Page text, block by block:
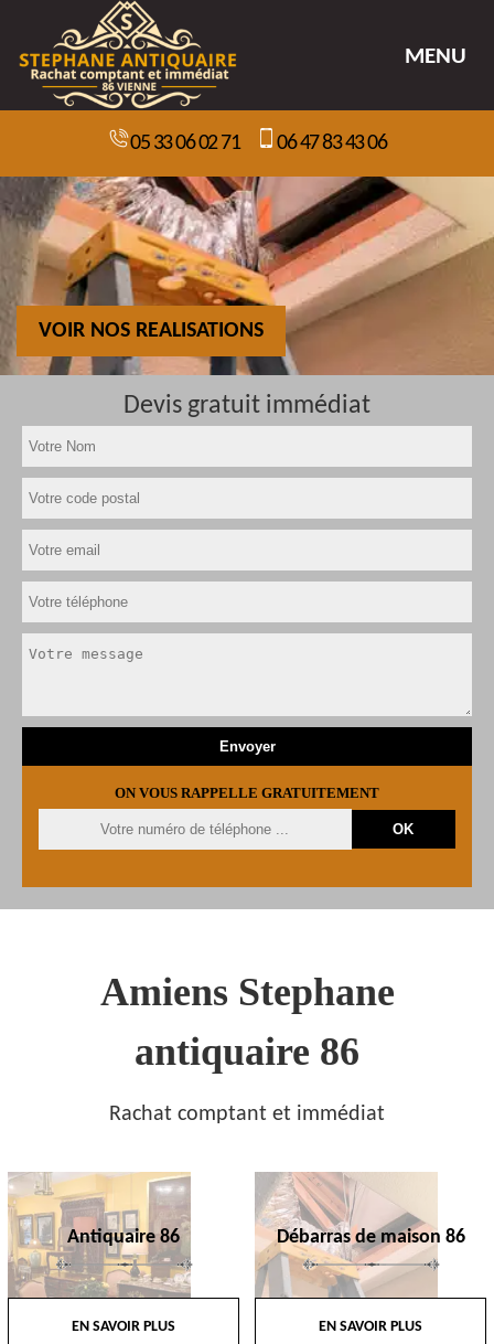
MENU
05 33 06 02 71 06 47 83 43 06
VOIR NOS REALISATIONS
Devis gratuit immédiat
ON VOUS RAPPELLE GRATUITEMENT
Amiens Stephane
antiquaire 86
Rachat comptant et immédiat
Antiquaire 86
EN SAVOIR PLUS
Débarras de maison 86
EN SAVOIR PLUS